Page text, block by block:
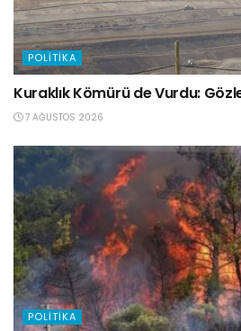
POLITIKA
Kuraklık Kömürü de Vurdu:
7 AĞUSTOS 2026
POLITIKA